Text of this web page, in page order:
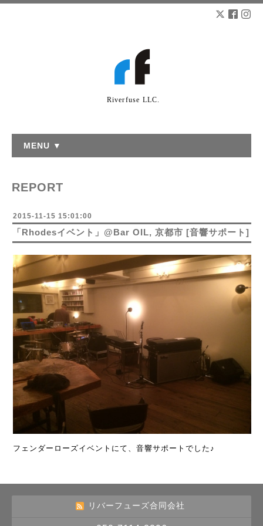
Riverfuse LLC.
MENU ▼
REPORT
2015-11-15 15:01:00
「Rhodesイベント」@Bar OIL, 京都市 [音響サポート]
フェンダーローズイベントにて、音響サポートでした♪
リバーフューズ合同会社